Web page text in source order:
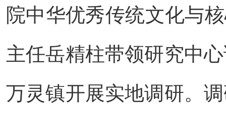
院中华优秀传统文化与
主任岳精柱带领研究中
万灵镇开展实地调研。